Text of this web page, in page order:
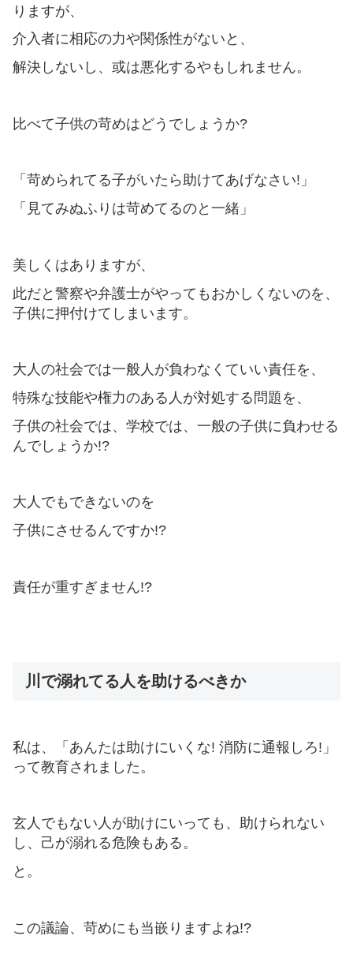
りますが、
介入者に相応の力や関係性がないと、
解決しないし、或は悪化するやもしれません。
比べて子供の苛めはどうでしょうか?
「苛められてる子がいたら助けてあげなさい!」
「見てみぬふりは苛めてるのと一緒」
美しくはありますが、
此だと警察や弁護士がやってもおかしくないのを、
子供に押付けてしまいます。
大人の社会では一般人が負わなくていい責任を、
特殊な技能や権力のある人が対処する問題を、
子供の社会では、学校では、一般の子供に負わせる
んでしょうか!?
大人でもできないのを
子供にさせるんですか!?
責任が重すぎません!?
川で溺れてる人を助けるべきか
私は、「あんたは助けにいくな! 消防に通報しろ!」
って教育されました。
玄人でもない人が助けにいっても、助けられない
し、己が溺れる危険もある。
と。
この議論、苛めにも当嵌りますよね!?